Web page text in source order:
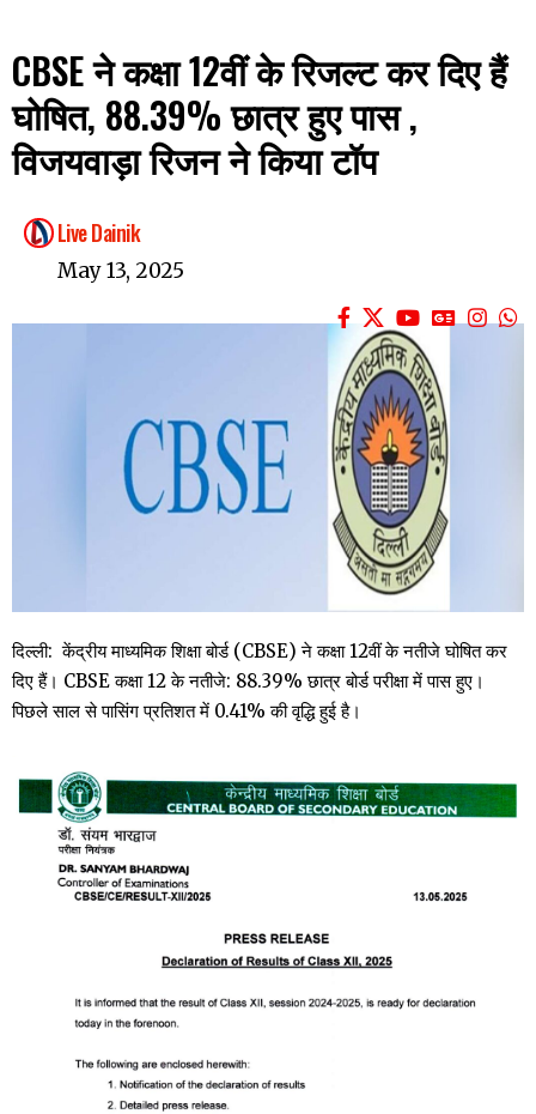
CBSE ने कक्षा 12वीं के रिजल्ट कर दिए हैं
घोषित, 88.39% छात्र हुए पास ,
विजयवाड़ा रिजन ने किया टॉप
Live Dainik
May 13, 2025
दिल्ली: केंद्रीय माध्यमिक शिक्षा बोर्ड (CBSE) ने कक्षा 12वीं के नतीजे घोषित कर
दिए हैं। CBSE कक्षा 12 के नतीजे: 88.39% छात्र बोर्ड परीक्षा में पास हुए।
पिछले साल से पासिंग प्रतिशत में 0.41% की वृद्धि हुई है।